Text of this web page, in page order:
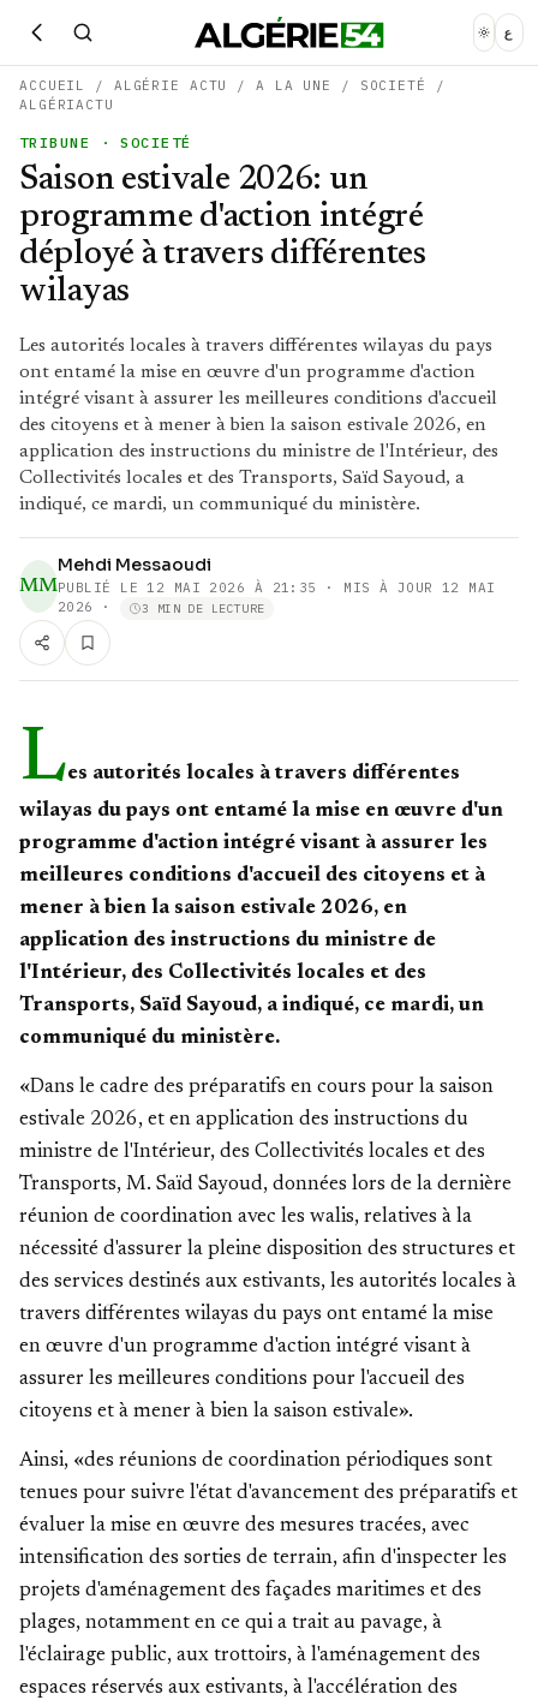
ع
ACCUEIL / ALGÉRIE ACTU /A LA UNE / SOCIETÉ
/
ALGÉRIACTU
TRIBUNE · SOCIETÉ
Saison estivale 2026: un
programme d'action intégré
déployé à travers différentes
wilayas
Les autorités locales à travers différentes wilayas du pays
ont entamé la mise en œuvre d'un programme d'action
intégré visant à assurer les meilleures conditions d'accueil
des citoyens et à mener à bien la saison estivale 2026, en
application des instructions du ministre de l'Intérieur, des
Collectivités locales et des Transports, Saïd Sayoud, a
indiqué, ce mardi, un communiqué du ministère.
MM
Mehdi Messaoudi
PUBLIÉ LE 12 MAI 2026 À 21:35
· MIS À JOUR 12 MAI
2026
· 3 MIN DE LECTURE
Les autorités locales à travers différentes
wilayas du pays ont entamé la mise en œuvre d'un
programme d'action intégré visant à assurer les
meilleures conditions d'accueil des citoyens et à
mener à bien la saison estivale 2026, en
application des instructions du ministre de
l'Intérieur, des Collectivités locales et des
Transports, Saïd Sayoud, a indiqué, ce mardi, un
communiqué du ministère.
«Dans le cadre des préparatifs en cours pour la saison
estivale 2026, et en application des instructions du
ministre de l'Intérieur, des Collectivités locales et des
Transports, M. Saïd Sayoud, données lors de la dernière
réunion de coordination avec les walis, relatives à la
nécessité d'assurer la pleine disposition des structures et
des services destinés aux estivants, les autorités locales à
travers différentes wilayas du pays ont entamé la mise
en œuvre d'un programme d'action intégré visant à
assurer les meilleures conditions pour l'accueil des
citoyens et à mener à bien la saison estivale».
Ainsi, «des réunions de coordination périodiques sont
tenues pour suivre l'état d'avancement des préparatifs et
évaluer la mise en œuvre des mesures tracées, avec
intensification des sorties de terrain, afin d'inspecter les
projets d'aménagement des façades maritimes et des
plages, notamment en ce qui a trait au pavage, à
l'éclairage public, aux trottoirs, à l'aménagement des
espaces réservés aux estivants, à l'accélération des